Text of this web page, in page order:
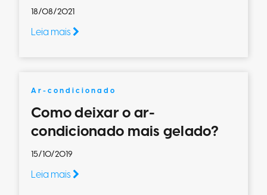
18/08/2021
Leia mais
Ar-condicionado
Como deixar o ar-
condicionado mais gelado?
15/10/2019
Leia mais